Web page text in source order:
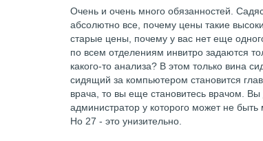
Очень и очень много обязанностей.
абсолютно все, почему цены такие
старые цены, почему у вас нет еще
по всем отделениям инвитро задаются
какого-то анализа? В этом только вина
сидящий за компьютером становится
врача, то вы еще становитесь врачом. Вы
администратор у которого может не
Но 27 - это унизительно.